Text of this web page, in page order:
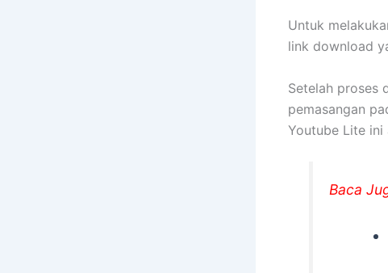
Untuk
link download
Setelah proses
pemasangan
Youtube Lite ini
Baca